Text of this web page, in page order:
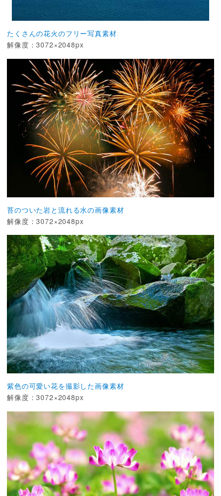
たくさんの花火のフリー写真素材
解像度：3072×2048px
苔のついた岩と流れる水の画像素材
解像度：3072×2048px
紫色の可愛い花を撮影した画像素材
解像度：3072×2048px